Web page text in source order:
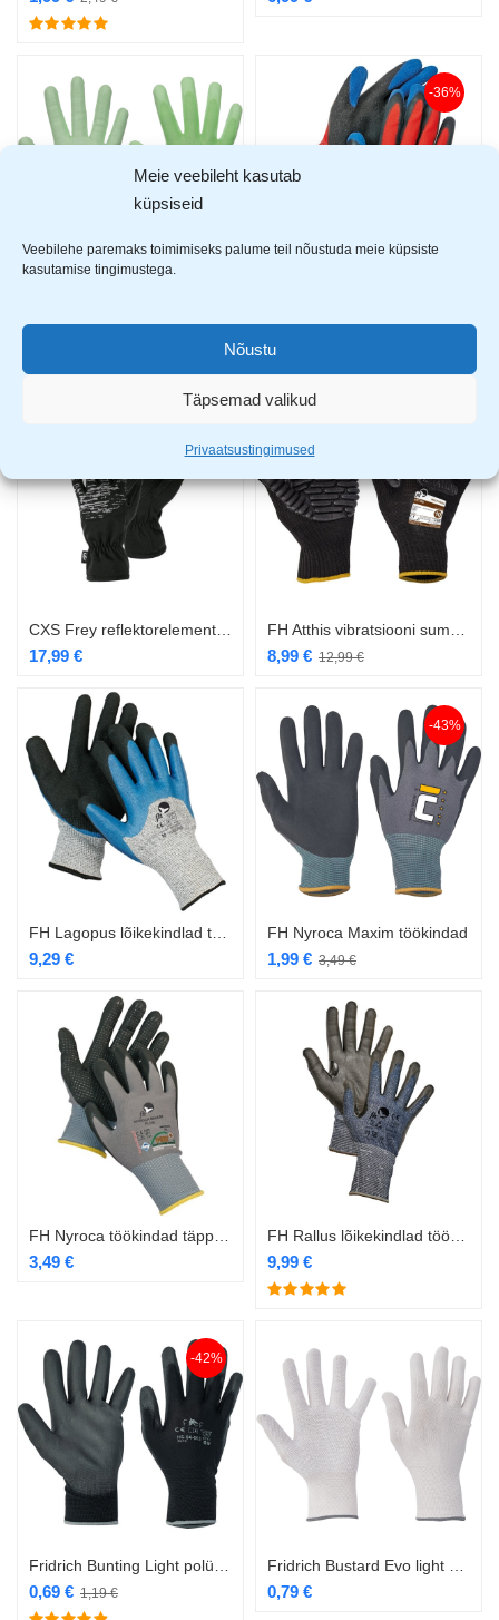
Meie veebileht kasutab
küpsiseid
Veebilehe paremaks toimimiseks palume teil nõustuda meie küpsiste
kasutamise tingimustega.
Nõustu
Täpsemad valikud
Privaatsustingimused
6,49€
-36%
2,49€
1,59€
17,99 € 12,99€
8,99 €
9,29 €
-43%
FH Nyroca Maxim töökindad
3,49€
1,99 €
3,49 € 9,99 €
-42%
1,19€
0,69 € 0,79 €